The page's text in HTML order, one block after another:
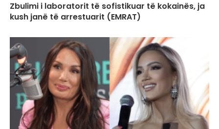
Zbulimi i laboratorit të sofistikuar të kokainës, ja
kush janë të arrestuarit (EMRAT)